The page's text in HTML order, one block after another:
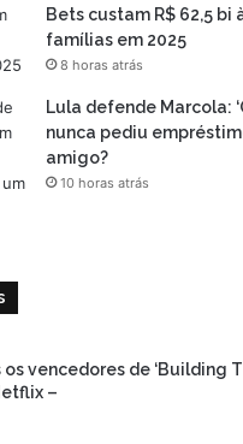
Bets custam R$ 62,5 bi
famílias em 2025
8 horas atrás
Lula defende Marcola:
nunca pediu
amigo?
10 horas atrás
os vencedores de ‘Building
–